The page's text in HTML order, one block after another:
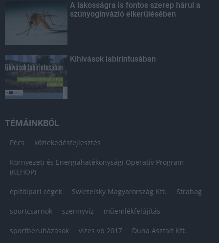
A lakosságra is fontos szerep hárul a
szúnyoginvázió elkerülésében
Kihívások labirintusában
TÉMÁINKBÓL
Pécs közlekedésfejlesztés
Környezeti és Energiahatékonysági Operatív Program
(KEHOP)
építőipari cégek Swietelsky Magyarország Kft. Strabag
sportcsarnok szennyvíz műemlékfelújítás
sportberuházások vizes vb 2017 Duna Aszfalt Kft.